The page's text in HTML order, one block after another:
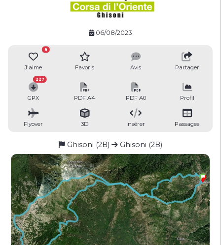
06/08/2023
J'aime
8
Favoris Avis Partager
GPX
227
PDF A4 PDF A0 Profil
Flyover 3D Insérer Passages
Ghisoni (2B) Ghisoni (2B)